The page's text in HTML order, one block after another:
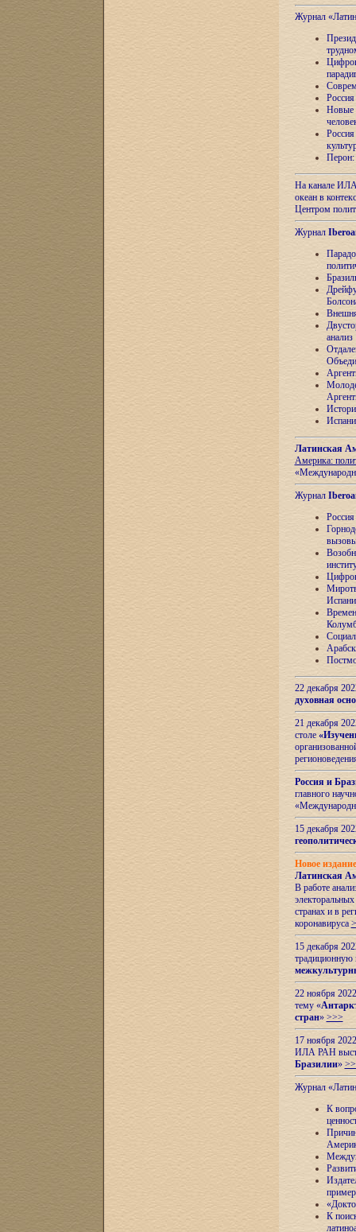
Журнал
Новые
Перон:
На канале
океан в
Центром
Журнал
анализ
Латинская
Америка:
Журнал
22 декабря
духовная
21 декабря
столе
Россия и
главного
15 декабря
Новое
Латинская
В работе
странах и в
коронавируса
15 декабря
22 ноября
тему «
стран» >>>
17 ноября
ИЛА РАН
Бразилии»
Журнал
К
К